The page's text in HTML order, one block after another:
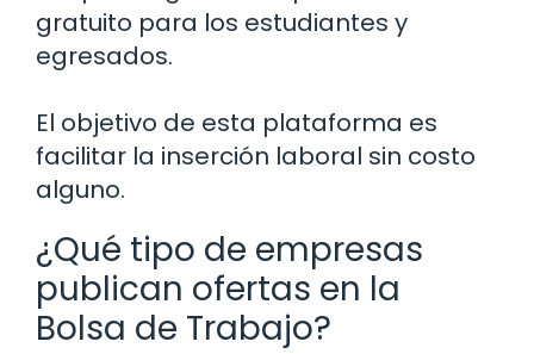
gratuito para los estudiantes y
egresados.
El objetivo de esta plataforma es
facilitar la inserción laboral sin costo
alguno.
¿Qué tipo de empresas
publican ofertas en la
Bolsa de Trabajo?